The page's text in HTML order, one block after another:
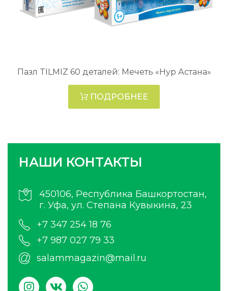
Пазл TILMIZ 60 деталей: Мечеть «Нур Астана»
ПОДРОБНЕЕ
НАШИ КОНТАКТЫ
450106, Республика Башкортостан,
г. Уфа, ул. Степана Кувыкина, 23
+7 347 254 18 76
+7 987 027 79 33
salammagazin@mail.ru